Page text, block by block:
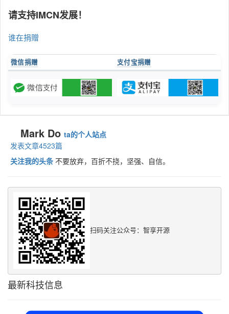
请支持IMCN发展！
谁在捐赠
微信捐赠 支付宝捐赠
Mark Do ta的个人站点
发表文章4523篇
关注我的头条 不要放弃，百折不挠，坚强、自信。
扫码关注公众号：智享开源
最新科技信息